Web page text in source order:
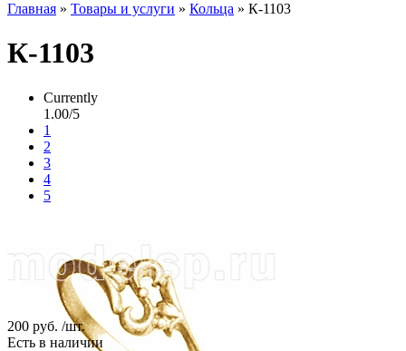
Главная » Товары и услуги » Кольца » К-1103
К-1103
Currently
1.00/5
1
2
3
4
5
200 руб. /шт.
Есть в наличии